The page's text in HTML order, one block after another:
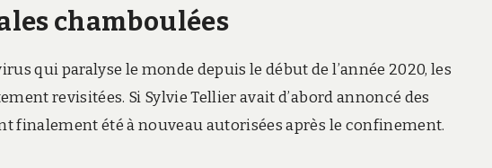
chamboulées
qui paralyse le monde depuis le début de l’année 2020, les
revisitées. Si Sylvie Tellier avait d’abord annoncé des
finalement été à nouveau autorisées après le confinement.